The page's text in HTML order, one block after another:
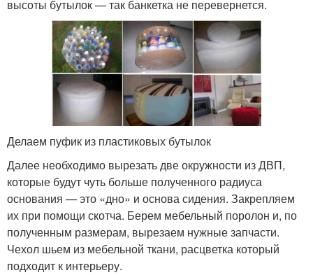
высоты бутылок — так банкетка не перевернется.
Делаем пуфик из пластиковых бутылок
Далее необходимо вырезать две окружности из ДВП,
которые будут чуть больше полученного радиуса
основания — это «дно» и основа сидения. Закрепляем
их при помощи скотча. Берем мебельный поролон и, по
полученным размерам, вырезаем нужные запчасти.
Чехол шьем из мебельной ткани, расцветка который
подходит к интерьеру.